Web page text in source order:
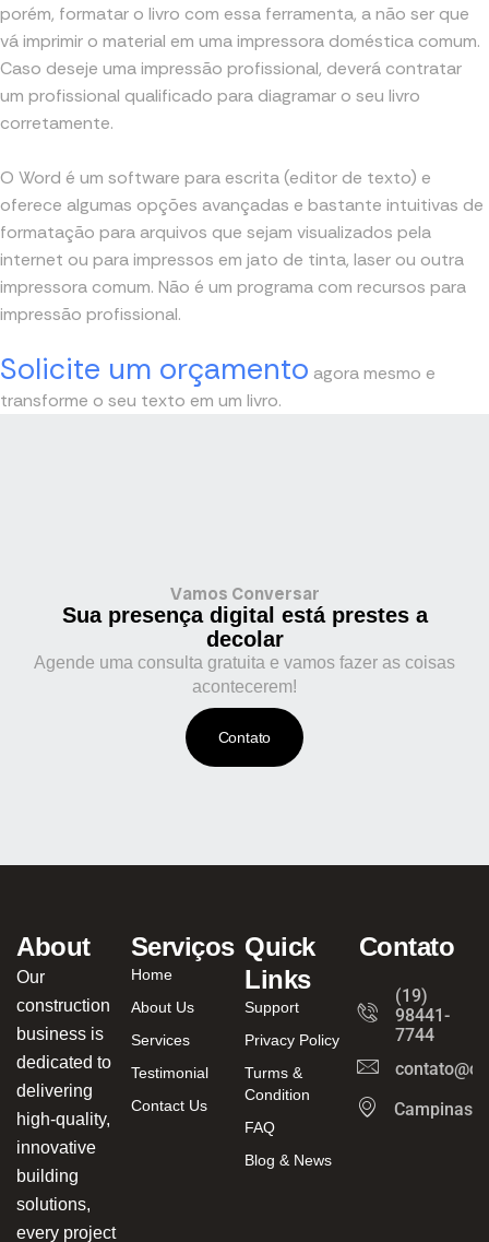
porém, formatar o livro com essa ferramenta, a não ser que
vá imprimir o material em uma impressora doméstica comum.
Caso deseje uma impressão profissional, deverá contratar
um profissional qualificado para diagramar o seu livro
corretamente.
O Word é um software para escrita (editor de texto) e
oferece algumas opções avançadas e bastante intuitivas de
formatação para arquivos que sejam visualizados pela
internet ou para impressos em jato de tinta, laser ou outra
impressora comum. Não é um programa com recursos para
impressão profissional.
Solicite um orçamento agora mesmo e
transforme o seu texto em um livro.
Vamos Conversar
Sua presença digital está prestes a
decolar
Agende uma consulta gratuita e vamos fazer as coisas
acontecerem!
Contato
About
Our
construction
business is
dedicated to
delivering
high-quality,
innovative
building
solutions,
every project
Serviços
Home
About Us
Services
Testimonial
Contact Us
Quick
Links
Support
Privacy Policy
Turms &
Condition
FAQ
Blog & News
Contato
(19)
98441-
7744
Campinas/